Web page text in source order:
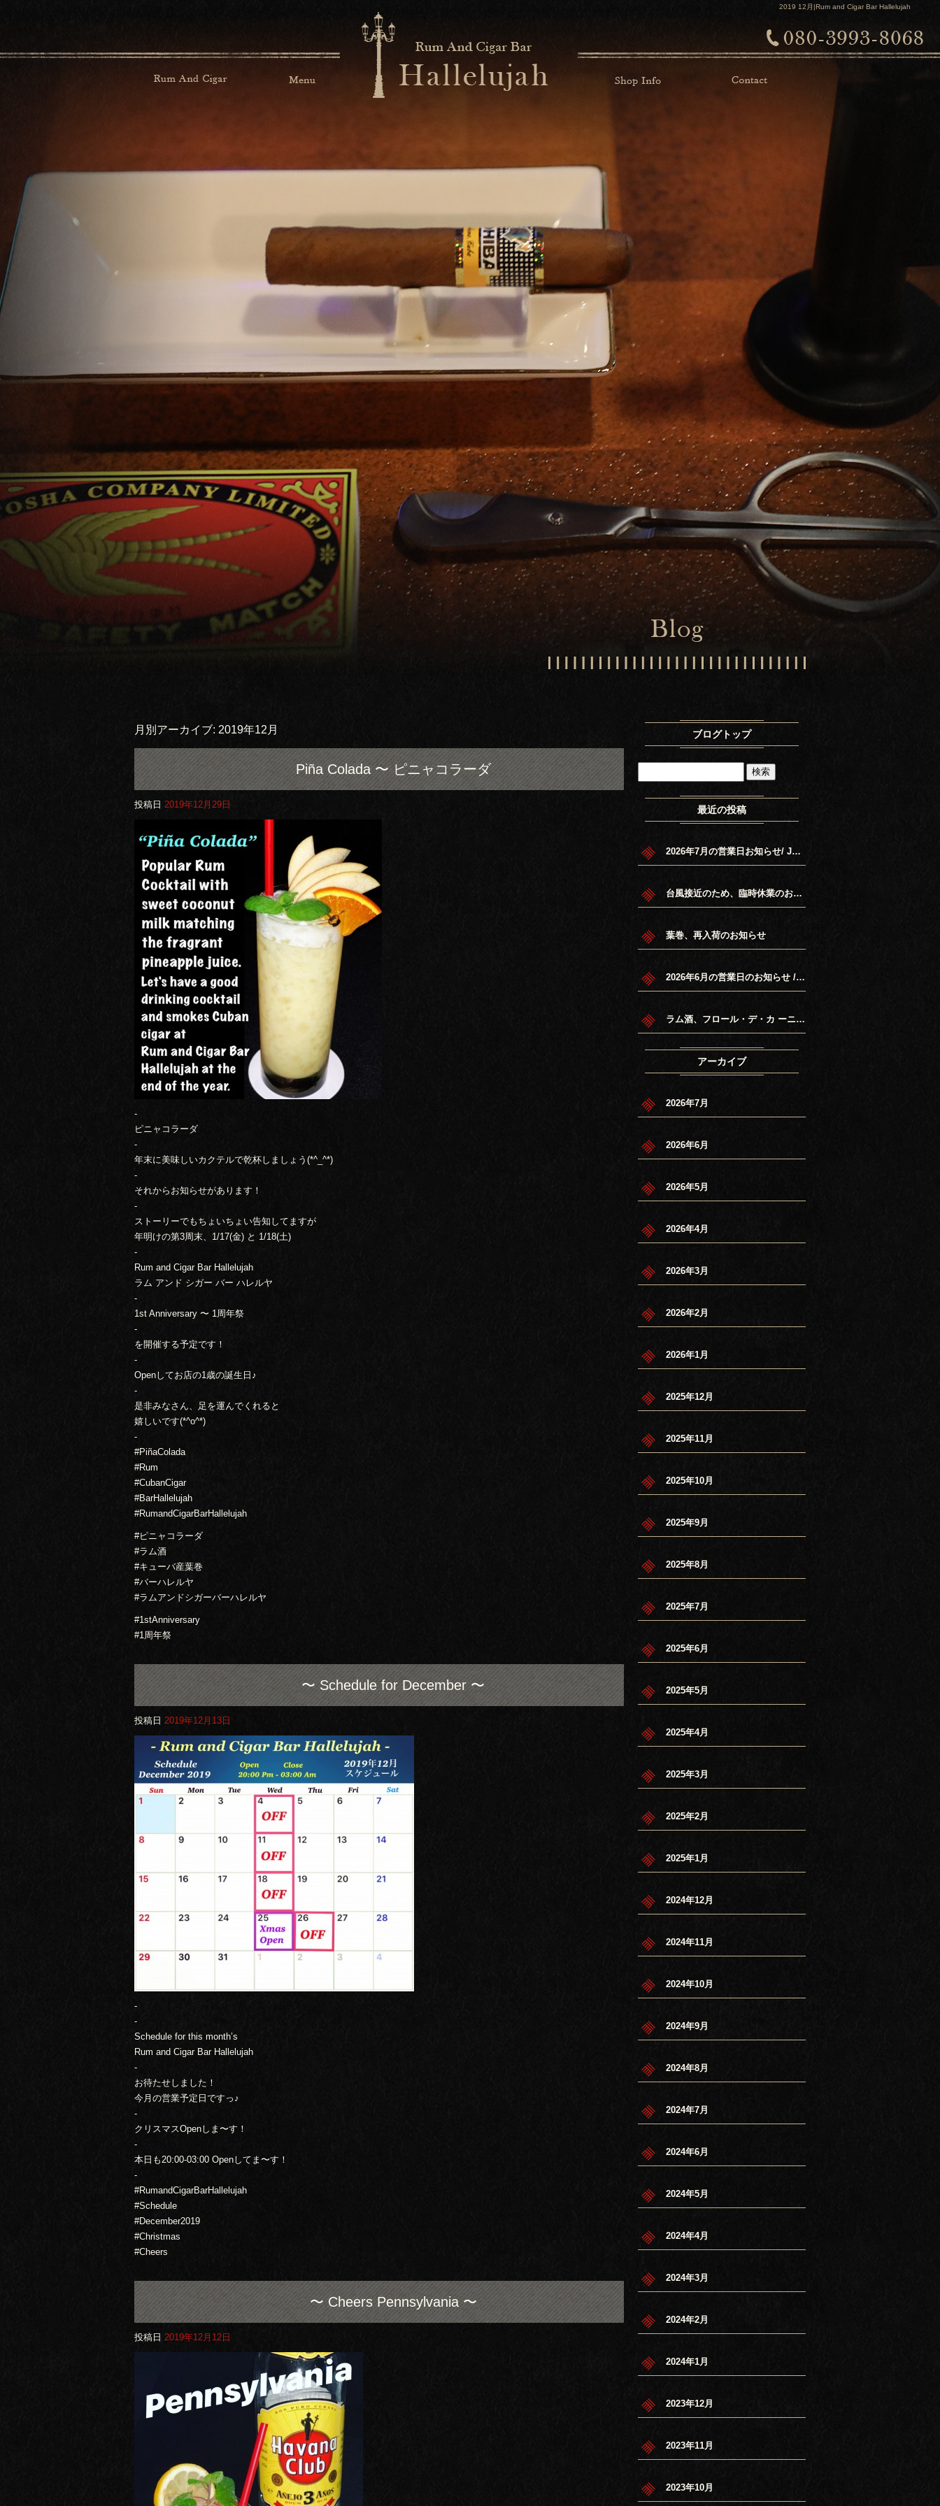
2019 12月|Rum and Cigar Bar Hallelujah
月別アーカイブ: 2019年12月
Piña Colada 〜 ピニャコラーダ
投稿日 2019年12月29日
-
ピニャコラーダ
-
年末に美味しいカクテルで乾杯しましょう(*^_^*)
-
それからお知らせがあります！
-
ストーリーでもちょいちょい告知してますが
年明けの第3周末、1/17(金) と 1/18(土)
-
Rum and Cigar Bar Hallelujah
ラム アンド シガー バー ハレルヤ
-
1st Anniversary 〜 1周年祭
-
を開催する予定です！
-
Openしてお店の1歳の誕生日♪
-
是非みなさん、足を運んでくれると
嬉しいです(*^o^*)
-
#PiñaColada
#Rum
#CubanCigar
#BarHallelujah
#RumandCigarBarHallelujah
#ピニャコラーダ
#ラム酒
#キューバ産葉巻
#バーハレルヤ
#ラムアンドシガーバーハレルヤ
#1stAnniversary
#1周年祭
〜 Schedule for December 〜
投稿日 2019年12月13日
-
-
Schedule for this month’s
Rum and Cigar Bar Hallelujah
-
お待たせしました！
今月の営業予定日ですっ♪
-
クリスマスOpenしま〜す！
-
本日も20:00-03:00 Openしてま〜す！
-
#RumandCigarBarHallelujah
#Schedule
#December2019
#Christmas
#Cheers
〜 Cheers Pennsylvania 〜
投稿日 2019年12月12日
ブログトップ
最近の投稿
2026年7月の営業日お知らせ/ July 20 26 Schedule.
台風接近のため、臨時休業のお知らせ
葉巻、再入荷のお知らせ
2026年6月の営業日のお知らせ / June 2026 Schedule.
ラム酒、フロール・デ・カ ーニャ7年再入荷/Flor de Cana 7years Rum back in sto ck.
アーカイブ
2026年7月
2026年6月
2026年5月
2026年4月
2026年3月
2026年2月
2026年1月
2025年12月
2025年11月
2025年10月
2025年9月
2025年8月
2025年7月
2025年6月
2025年5月
2025年4月
2025年3月
2025年2月
2025年1月
2024年12月
2024年11月
2024年10月
2024年9月
2024年8月
2024年7月
2024年6月
2024年5月
2024年4月
2024年3月
2024年2月
2024年1月
2023年12月
2023年11月
2023年10月